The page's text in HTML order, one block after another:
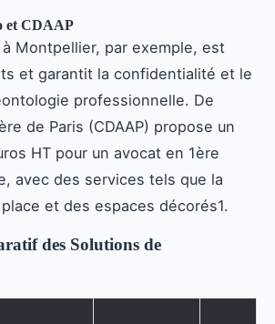
et CDAAP
à Montpellier, par exemple, est
et garantit la confidentialité et le
professionnelle. De
de Paris (CDAAP) propose un
HT pour un avocat en 1ère
avec des services tels que la
et des espaces décorés1.
des Solutions de